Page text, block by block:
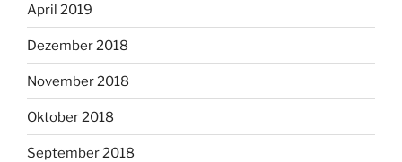
April 2019
Dezember 2018
November 2018
Oktober 2018
September 2018